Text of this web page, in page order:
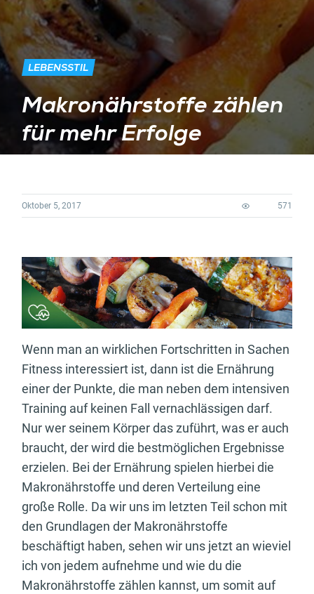
LEBENSSTIL
Makronährstoffe zählen
für mehr Erfolge
Oktober 5, 2017 571
Wenn man an wirklichen Fortschritten in Sachen
Fitness interessiert ist, dann ist die Ernährung
einer der Punkte, die man neben dem intensiven
Training auf keinen Fall vernachlässigen darf.
Nur wer seinem Körper das zuführt, was er auch
braucht, der wird die bestmöglichen Ergebnisse
erzielen. Bei der Ernährung spielen hierbei die
Makronährstoffe und deren Verteilung eine
große Rolle. Da wir uns im letzten Teil schon mit
den Grundlagen der Makronährstoffe
beschäftigt haben, sehen wir uns jetzt an wieviel
ich von jedem aufnehme und wie du die
Makronährstoffe zählen kannst, um somit auf